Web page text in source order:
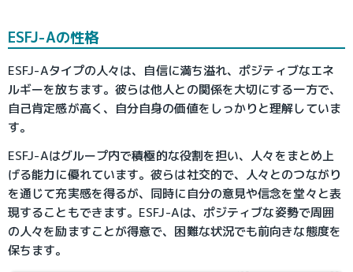
ESFJ-Aの性格
ESFJ-Aタイプの人々は、自信に満ち溢れ、ポジティブなエネ
ルギーを放ちます。彼らは他人との関係を大切にする一方で、
自己肯定感が高く、自分自身の価値をしっかりと理解していま
す。
ESFJ-Aはグループ内で積極的な役割を担い、人々をまとめ上
げる能力に優れています。彼らは社交的で、人々とのつながり
を通じて充実感を得るが、同時に自分の意見や信念を堂々と表
現することもできます。ESFJ-Aは、ポジティブな姿勢で周囲
の人々を励ますことが得意で、困難な状況でも前向きな態度を
保ちます。